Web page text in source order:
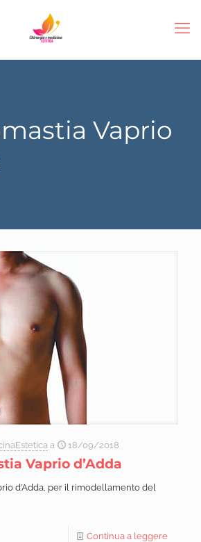
Vaprio
a 18/09/2018
Vaprio d’Adda
d’Adda, per il rimodellamento del
Continua a leggere